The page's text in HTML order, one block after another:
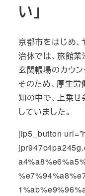
い」
京都市をはじめ
治体では、旅館
玄関帳場のカウン
そのため、厚生
知の中で、上乗せ
していました。
[ip5_button